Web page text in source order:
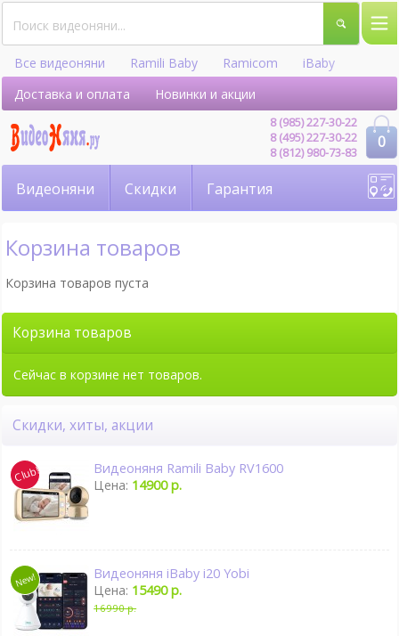
Все видеоняни Ramili Baby Ramicom
iBaby
Hellobaby
Доставка и оплата Новинки и акции
0
8 (985) 227-30-22
8 (495) 227-30-22
8 (812) 980-73-83
Видеоняни Скидки Гарантия
Корзина товаров
Корзина товаров пуста
Корзина товаров
Сейчас в корзине нет товаров.
Скидки, хиты, акции
Видеоняня Ramili Baby RV1600
Цена: 14900 р.
Видеоняня iBaby i20 Yobi
Цена: 15490 р.
16990 р.